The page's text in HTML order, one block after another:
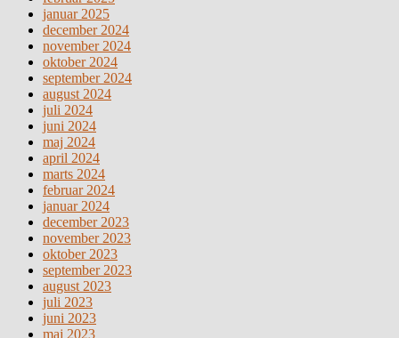
januar 2025
december 2024
november 2024
oktober 2024
september 2024
august 2024
juli 2024
juni 2024
maj 2024
april 2024
marts 2024
februar 2024
januar 2024
december 2023
november 2023
oktober 2023
september 2023
august 2023
juli 2023
juni 2023
maj 2023